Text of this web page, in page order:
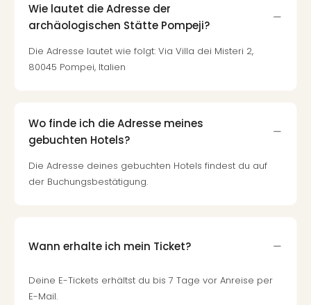
Wie lautet die Adresse der
archäologischen Stätte Pompeji?
Die Adresse lautet wie folgt: Via Villa dei Misteri 2,
80045 Pompei, Italien
Wo finde ich die Adresse meines
gebuchten Hotels?
Die Adresse deines gebuchten Hotels findest du auf
der Buchungsbestätigung.
Wann erhalte ich mein Ticket?
Deine E-Tickets erhältst du bis 7 Tage vor Anreise per
E-Mail.